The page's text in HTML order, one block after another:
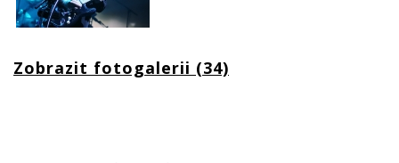
Zobrazit fotogalerii (34)